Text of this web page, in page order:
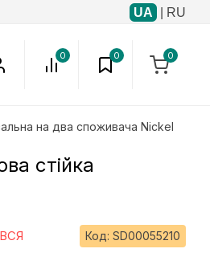
UA RU
0 0 0
на два споживача Nickel
стійка
Код: SD00055210